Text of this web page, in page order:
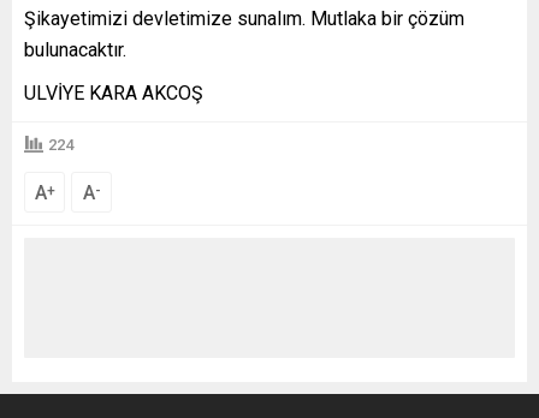
Şikayetimizi devletimize sunalım. Mutlaka bir çözüm
bulunacaktır.
ULVİYE KARA AKCOŞ
224
A+ A-